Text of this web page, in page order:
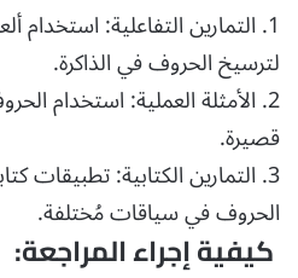
1. التمارين التفاعلية: استخدام
لترسيخ الحروف في الذاكرة.
2. الأمثلة العملية:
قصيرة.
3. التمارين الكتابية: تطبيقات
الحروف في سياقات مُختلفة.
كيفية إجراء المراجعة: